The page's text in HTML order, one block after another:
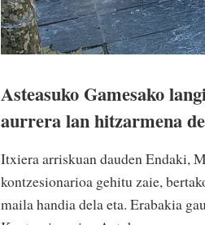
Asteasuko Gamesako
aurrera lan hitzarmena
Itxiera arriskuan dauden Endaki,
kontzesionarioa gehitu zaie,
maila handia dela eta. Erabakia